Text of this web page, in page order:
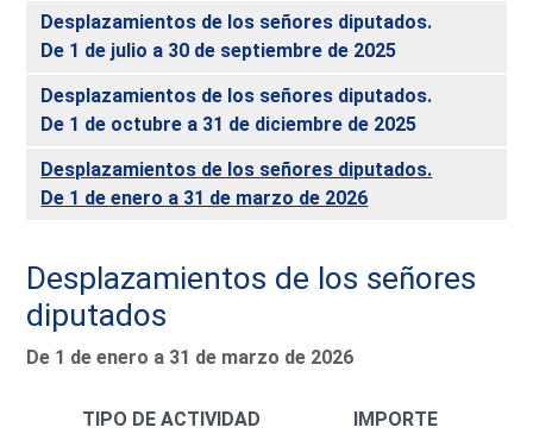
Desplazamientos de los señores diputados.
De 1 de julio a 30 de septiembre de 2025
Desplazamientos de los señores diputados.
De 1 de octubre a 31 de diciembre de 2025
Desplazamientos de los señores diputados.
De 1 de enero a 31 de marzo de 2026
Desplazamientos de los señores
diputados
De 1 de enero a 31 de marzo de 2026
TIPO DE ACTIVIDAD IMPORTE